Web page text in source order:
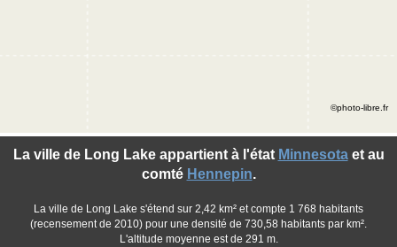
La ville de Long Lake appartient à l'état Minnesotaet au
comté Hennepin.
La ville de Long Lake s'étend sur 2,42 km² et compte 1 768 habitants
(recensement de 2010) pour une densité de 730,58 habitants par km².
L'altitude moyenne est de 291 m.
©photo-libre.fr